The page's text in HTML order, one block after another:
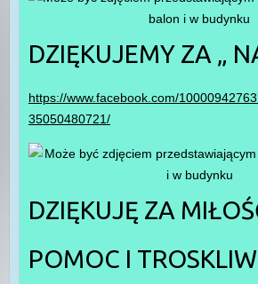
DZIĘKUJEMY ZA „
https://www.facebook.com/
35050480721/
DZIĘKUJĘ ZA
POMOC I